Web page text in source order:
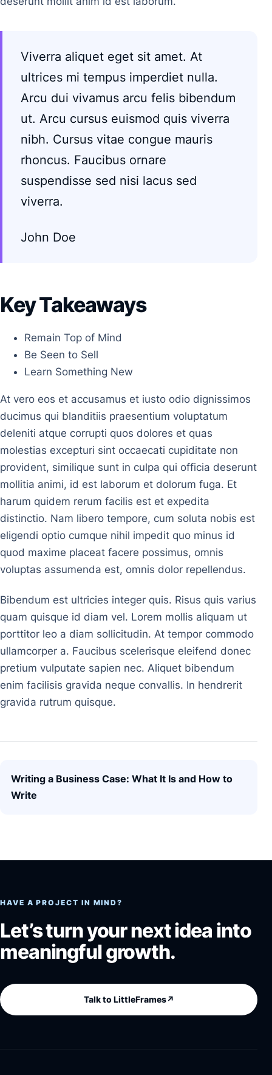
Viverra aliquet eget sit amet. At
ultrices mi tempus imperdiet nulla.
Arcu dui vivamus arcu felis bibendum
ut. Arcu cursus euismod quis viverra
nibh. Cursus vitae congue mauris
rhoncus. Faucibus ornare
suspendisse sed nisi lacus sed
viverra.
John Doe
Key Takeaways
Remain Top of Mind
Be Seen to Sell
Learn Something New
At vero eos et accusamus et iusto odio dignissimos
ducimus qui blanditiis praesentium voluptatum
deleniti atque corrupti quos dolores et quas
molestias excepturi sint occaecati cupiditate non
provident, similique sunt in culpa qui officia deserunt
mollitia animi, id est laborum et dolorum fuga. Et
harum quidem rerum facilis est et expedita
distinctio. Nam libero tempore, cum soluta nobis est
eligendi optio cumque nihil impedit quo minus id
quod maxime placeat facere possimus, omnis
voluptas assumenda est, omnis dolor repellendus.
Bibendum est ultricies integer quis. Risus quis varius
quam quisque id diam vel. Lorem mollis aliquam ut
porttitor leo a diam sollicitudin. At tempor commodo
ullamcorper a. Faucibus scelerisque eleifend donec
pretium vulputate sapien nec. Aliquet bibendum
enim facilisis gravida neque convallis. In hendrerit
gravida rutrum quisque.
Post navigation
Writing a Business Case: What It Is and How to
Write
HAVE A PROJECT IN MIND?
Let’s turn your next idea into
meaningful growth.
Talk to LittleFrames↗